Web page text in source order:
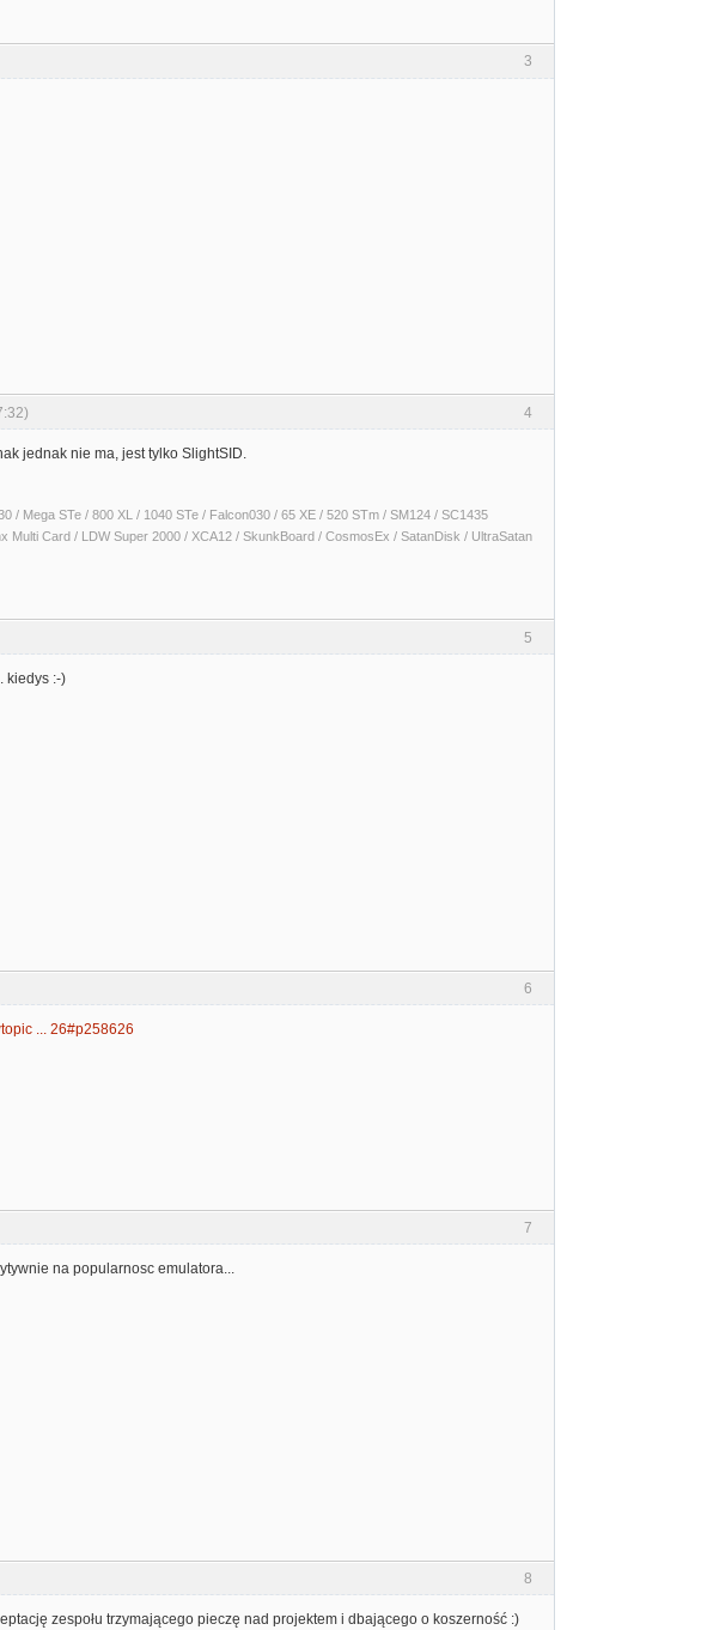
3
4
jednak nie ma, jest tylko SlightSID.
Mega STe / 800 XL / 1040 STe / Falcon030 / 65 XE / 520 STm / SM124 / SC1435
Card / LDW Super 2000 / XCA12 / SkunkBoard / CosmosEx / SatanDisk / UltraSatan
5
kiedys :-)
6
... 26#p258626
7
na popularnosc emulatora...
8
zespołu trzymającego pieczę nad projektem i dbającego o koszerność :)